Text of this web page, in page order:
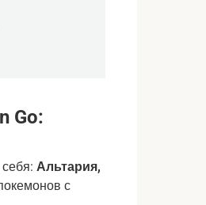
Go:
Альтария,
с